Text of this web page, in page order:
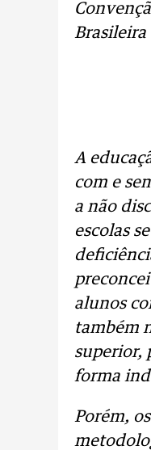
Brasileira
A
com e
a não
escolas
alunos
também
superior,
forma
Porém,